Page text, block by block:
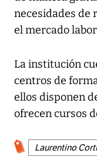
necesidades de
el mercado
La institución
centros de
ellos disponen
ofrecen cursos
Laurentino